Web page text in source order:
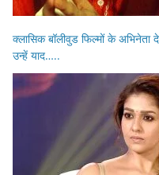
क्लासिक बॉलीवुड फिल्मों के
उन्हें याद…..